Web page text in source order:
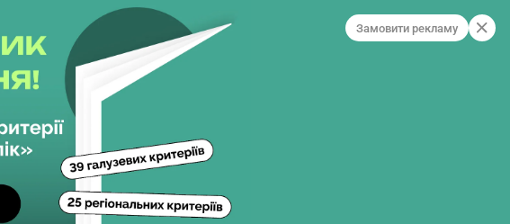
Замовити рекламу